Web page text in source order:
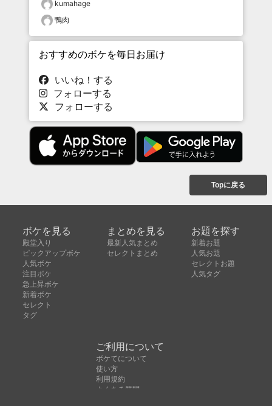
kumahage
鴨肉
おすすめのボケを毎日お届け
いいね！する
フォローする
フォローする
Topに戻る
ボケを見る
殿堂入り
ピックアップボケ
人気ボケ
注目ボケ
急上昇ボケ
新着ボケ
セレクト
タグ
まとめを見る
最新人気まとめ
セレクトまとめ
お題を探す
新着お題
人気お題
セレクトお題
人気タグ
ご利用について
ボケてについて
使い方
利用規約
よくある質問